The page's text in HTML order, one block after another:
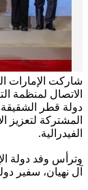
شاركت الإمارات
الاتصال لمنظمة
المشتركة لتعزيز
الفيدرالية.
وترأس وفد دولة
آل نهيان، سفير